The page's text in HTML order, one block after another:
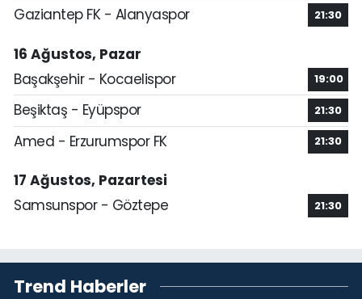
Gaziantep FK - Alanyaspor 21:30
16 Ağustos, Pazar
Başakşehir - Kocaelispor
19:00
Beşiktaş - Eyüpspor 21:30
Amed - Erzurumspor FK 21:30
17 Ağustos, Pazartesi
Samsunspor - Göztepe
21:30
Trend Haberler